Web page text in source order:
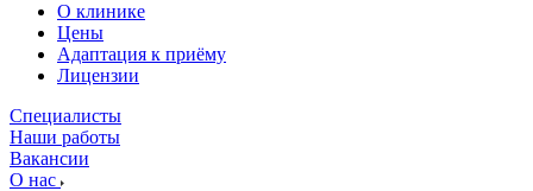
О клинике
Цены
Адаптация к приёму
Лицензии
Специалисты
Наши работы
Вакансии
О нас